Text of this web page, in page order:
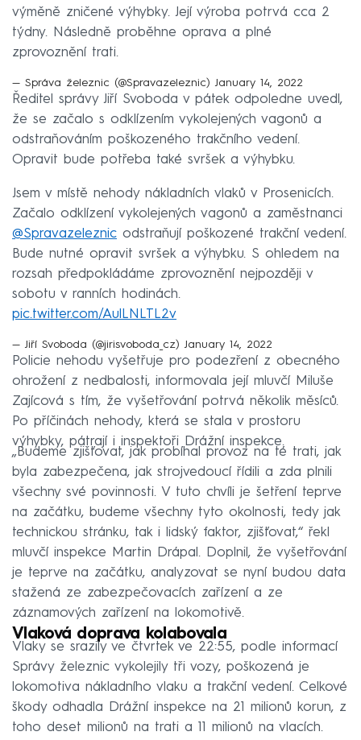
výměně zničené výhybky. Její výroba potrvá cca 2
týdny. Následně proběhne oprava a plné
zprovoznění trati.
— Správa železnic (@Spravazeleznic) January 14, 2022
Ředitel správy Jiří Svoboda v pátek odpoledne uvedl,
že se začalo s odklízením vykolejených vagonů a
odstraňováním poškozeného trakčního vedení.
Opravit bude potřeba také svršek a výhybku.
Jsem v místě nehody nákladních vlaků v Prosenicích.
Začalo odklízení vykolejených vagonů a zaměstnanci
@Spravazeleznic odstraňují poškozené trakční vedení.
Bude nutné opravit svršek a výhybku. S ohledem na
rozsah předpokládáme zprovoznění nejpozději v
sobotu v ranních hodinách.
pic.twitter.com/AulLNLTL2v
— Jiří Svoboda (@jirisvoboda_cz) January 14, 2022
Policie nehodu vyšetřuje pro podezření z obecného
ohrožení z nedbalosti, informovala její mluvčí Miluše
Zajícová s tím, že vyšetřování potrvá několik měsíců.
Po příčinách nehody, která se stala v prostoru
výhybky, pátrají i inspektoři Drážní inspekce.
„Budeme zjišťovat, jak probíhal provoz na té trati, jak
byla zabezpečena, jak strojvedoucí řídili a zda plnili
všechny své povinnosti. V tuto chvíli je šetření teprve
na začátku, budeme všechny tyto okolnosti, tedy jak
technickou stránku, tak i lidský faktor, zjišťovat,“ řekl
mluvčí inspekce Martin Drápal. Doplnil, že vyšetřování
je teprve na začátku, analyzovat se nyní budou data
stažená ze zabezpečovacích zařízení a ze
záznamových zařízení na lokomotivě.
Vlaková doprava kolabovala
Vlaky se srazily ve čtvrtek ve 22:55, podle informací
Správy železnic vykolejily tři vozy, poškozená je
lokomotiva nákladního vlaku a trakční vedení. Celkové
škody odhadla Drážní inspekce na 21 milionů korun, z
toho deset milionů na trati a 11 milionů na vlacích.